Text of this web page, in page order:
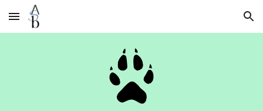
Skip to main content Skip to navigation